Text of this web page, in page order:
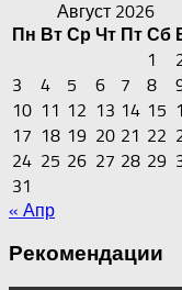
Август 2026
Пн Вт Ср Чт Пт Сб
1
3
4 5 6 7 8
10 11 12 13 14 15
17 18 19 20 21 22
24 25 26 27 28 29
31
« Апр
Рекомендации